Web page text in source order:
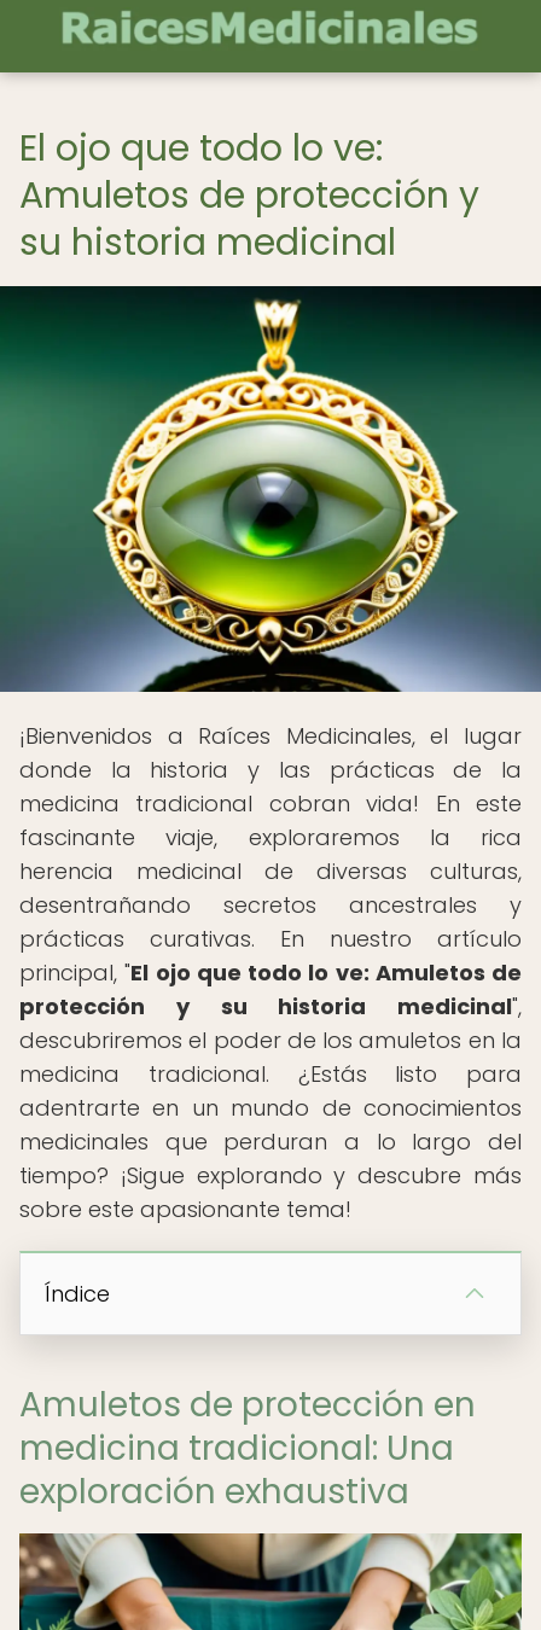
El ojo que todo lo ve:
Amuletos de protección y
su historia medicinal
¡Bienvenidos a Raíces Medicinales, el lugar
donde la historia y las prácticas de la
medicina tradicional cobran vida! En este
fascinante viaje, exploraremos la rica
herencia medicinal de diversas culturas,
desentrañando secretos ancestrales y
prácticas curativas. En nuestro artículo
principal, "El ojo que todo lo ve: Amuletos de
protección y su historia medicinal",
descubriremos el poder de los amuletos en la
medicina tradicional. ¿Estás listo para
adentrarte en un mundo de conocimientos
medicinales que perduran a lo largo del
tiempo? ¡Sigue explorando y descubre más
sobre este apasionante tema!
Índice
Amuletos de protección en
medicina tradicional: Una
exploración exhaustiva